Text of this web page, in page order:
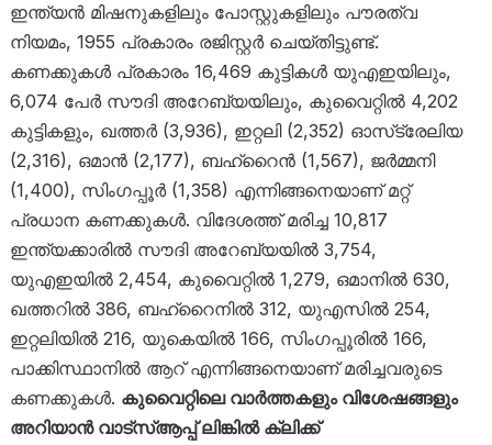
ഇന്ത്യൻ മിഷനുകളിലും പോസ്റ്റുകളിലും പൗരത്വ
നിയമം, 1955 പ്രകാരം രജിസ്റ്റർ ചെയ്തിട്ടുണ്ട്.
കണക്കുകൾ പ്രകാരം 16,469 കുട്ടികൾ യുഎഇയിലും,
6,074 പേർ സൗദി അറേബ്യയിലും, കുവൈറ്റിൽ 4,202
കുട്ടികളും, ഖത്തർ (3,936), ഇറ്റലി (2,352) ഓസ്‌ട്രേലിയ
(2,316), ഒമാൻ (2,177), ബഹ്‌റൈൻ (1,567), ജർമ്മനി
(1,400), സിംഗപ്പൂർ (1,358) എന്നിങ്ങനെയാണ് മറ്റ്
പ്രധാന കണക്കുകൾ. വിദേശത്ത് മരിച്ച 10,817
ഇന്ത്യക്കാരിൽ സൗദി അറേബ്യയിൽ 3,754,
യുഎഇയിൽ 2,454, കുവൈറ്റിൽ 1,279, ഒമാനിൽ 630,
ഖത്തറിൽ 386, ബഹ്‌റൈനിൽ 312, യുഎസിൽ 254,
ഇറ്റലിയിൽ 216, യുകെയിൽ 166, സിംഗപ്പൂരിൽ 166,
പാക്കിസ്ഥാനിൽ ആറ് എന്നിങ്ങനെയാണ് മരിച്ചവരുടെ
കണക്കുകൾ. കുവൈറ്റിലെ വാര്‍ത്തകളും വിശേഷങ്ങളും
അറിയാന്‍ വാട്സ്ആപ്പ് ലിങ്കില്‍ ക്ലിക്ക്